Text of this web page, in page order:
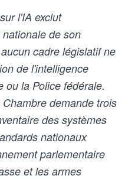
l'IA exclut
de son
cadre législatif ne
de l'intelligence
ou la Police fédérale.
demande trois
des systèmes
nationaux
parlementaire
et les armes